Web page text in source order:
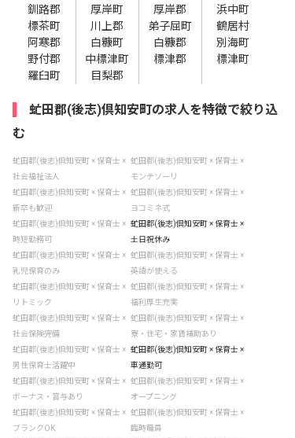
釧路郡
厚岸町 厚岸郡
浜中町
標茶町
川上郡 弟子屈町
鶴居村
阿寒郡
白糠町 白糠郡
別海町
野付郡
中標津町 標津郡
標津町
羅臼町
目梨郡
虻田郡(後志)倶知安町の求人を特徴で絞り込
む
虻田郡(後志)倶知安町 × 保育士 ×
社会福祉法人
虻田郡(後志)倶知安町 × 保育士 ×
モンテソーリ
虻田郡(後志)倶知安町 × 保育士 ×
新卒も歓迎
虻田郡(後志)倶知安町 × 保育士 ×
ヨコミネ式
虻田郡(後志)倶知安町 × 保育士 ×
時短勤務可
虻田郡(後志)倶知安町 × 保育士 ×
土日祝休み
虻田郡(後志)倶知安町 × 保育士 ×
乳児保育のみ
虻田郡(後志)倶知安町 × 保育士 ×
英語が使える
虻田郡(後志)倶知安町 × 保育士 ×
リトミック
虻田郡(後志)倶知安町 × 保育士 ×
福利厚生充実
虻田郡(後志)倶知安町 × 保育士 ×
社会保険完備
虻田郡(後志)倶知安町 × 保育士 ×
寮・住宅・家賃補助あり
虻田郡(後志)倶知安町 × 保育士 ×
男性保育士活躍中
虻田郡(後志)倶知安町 × 保育士 ×
車通勤可
虻田郡(後志)倶知安町 × 保育士 ×
ボーナス・賞与あり
虻田郡(後志)倶知安町 × 保育士 ×
オープニング
虻田郡(後志)倶知安町 × 保育士 ×
ブランクOK
虻田郡(後志)倶知安町 × 保育士 ×
臨時職員